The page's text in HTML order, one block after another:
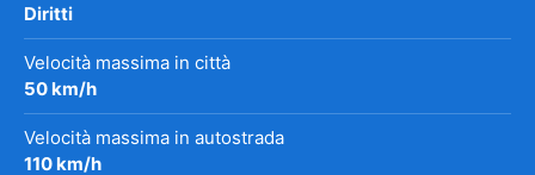
Diritti
Velocità massima in città
50 km/h
Velocità massima in autostrada
110 km/h